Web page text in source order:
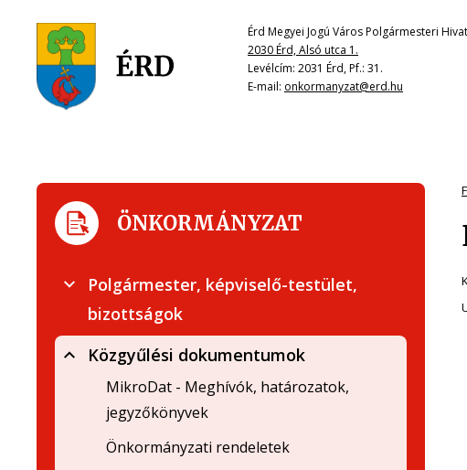
Érd Megyei Jogú Város Polgármesteri
2030 Érd, Alsó utca 1.
Levélcím: 2031 Érd, Pf.: 31.
E-mail: onkormanyzat@erd.hu
ÖNKORMÁNYZAT
Polgármester, képviselő-testület,
bizottságok
Közgyűlési dokumentumok
MikroDat - Meghívók, határozatok,
jegyzőkönyvek
Önkormányzati rendeletek